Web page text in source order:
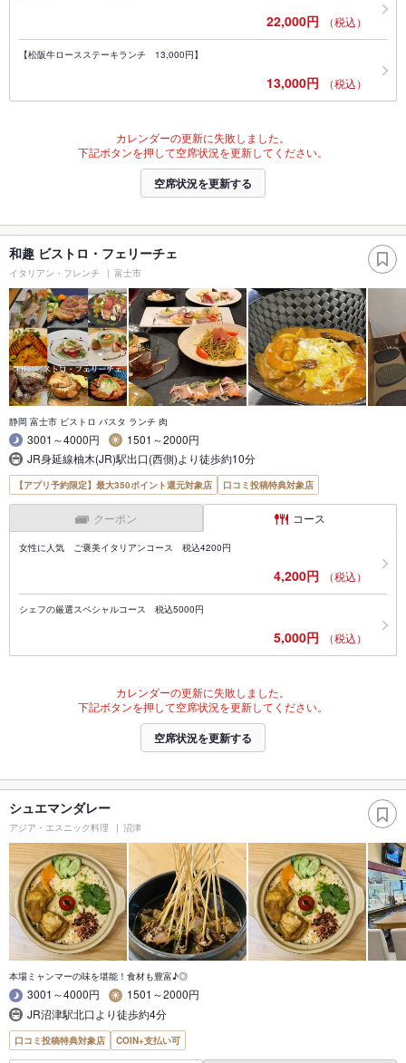
22,000円 （税込）
【松阪牛ロースステーキランチ 13,000円】
13,000円 （税込）
カレンダーの更新に失敗しました。
下記ボタンを押して空席状況を更新してください。
空席状況を更新する
和趣 ビストロ・フェリーチェ
イタリアン・フレンチ 富士市
静岡 富士市 ビストロ パスタ ランチ 肉
3001～4000円
1501～2000円
JR身延線柚木(JR)駅出口(西側)より徒歩約10分
【アプリ予約限定】最大350ポイント還元対象店 口コミ投稿特典対象店
クーポン コース
女性に人気 ご褒美イタリアンコース 税込4200円
4,200円 （税込）
シェフの厳選スペシャルコース 税込5000円
5,000円 （税込）
カレンダーの更新に失敗しました。
下記ボタンを押して空席状況を更新してください。
空席状況を更新する
シュエマンダレー
アジア・エスニック料理 沼津
本場ミャンマーの味を堪能！食材も豊富♪◎
3001～4000円
1501～2000円
JR沼津駅北口より徒歩約4分
口コミ投稿特典対象店 COIN+支払い可